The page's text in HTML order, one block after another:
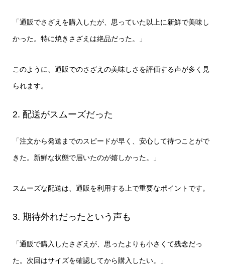
「通販でさざえを購入したが、思っていた以上に新鮮で美味し
かった。特に焼きさざえは絶品だった。」
このように、通販でのさざえの美味しさを評価する声が多く見
られます。
2. 配送がスムーズだった
「注文から発送までのスピードが早く、安心して待つことがで
きた。新鮮な状態で届いたのが嬉しかった。」
スムーズな配送は、通販を利用する上で重要なポイントです。
3. 期待外れだったという声も
「通販で購入したさざえが、思ったよりも小さくて残念だっ
た。次回はサイズを確認してから購入したい。」